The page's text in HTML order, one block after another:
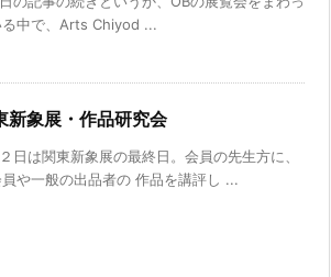
る中で、Arts Chiyod ...
新象展・作品研究会
日は関東新象展の最終日。会員の先生方に、
や一般の出品者の 作品を講評し ...